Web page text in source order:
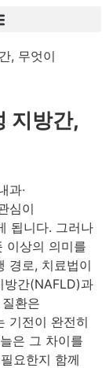
, 무엇이
지방간,
과·
심이
됩니다. 그러나
이상의 의미를
경로, 치료법이
방간(NAFLD)과
환은
기전이 완전히
은 그 차이를
요한지 함께